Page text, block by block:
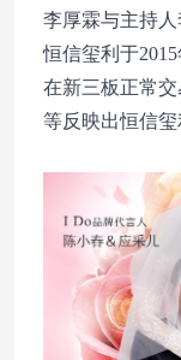
李厚霖与主持人
恒信玺利于
在新三板正常
等反映出恒信玺